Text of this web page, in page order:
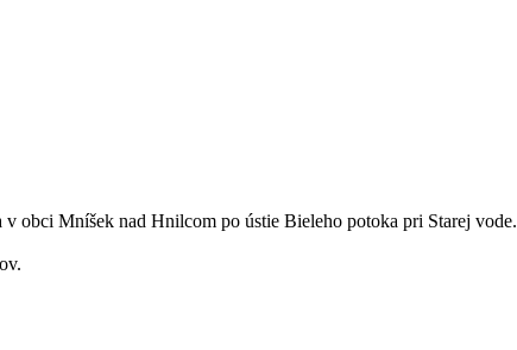
obci Mníšek nad Hnilcom po ústie Bieleho potoka pri Starej vode.